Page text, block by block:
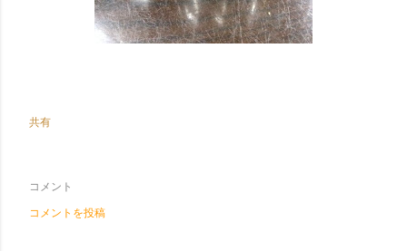
共有
コメント
コメントを投稿